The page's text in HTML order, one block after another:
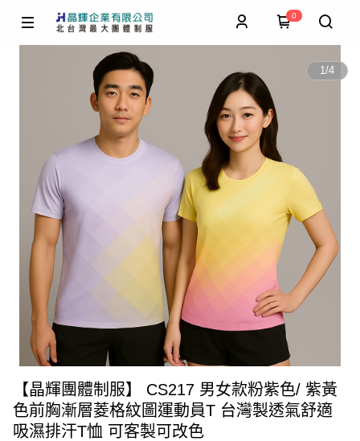
0
1/4
【晶輝團體制服】 CS217 男女款粉紫色/ 紫黃
色前胸漸層菱格紋圖運動員T 台灣製透氣舒適
吸濕排汗T恤 可客製可改色